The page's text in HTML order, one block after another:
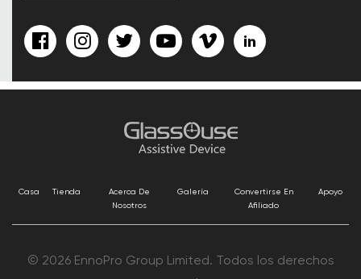
Casa Tienda
Acerca De
Nosotros
Galería
Convertirse En
Afiliado
Apoyo
© 2026 EnnoPro Group Limited. Todos los derechos